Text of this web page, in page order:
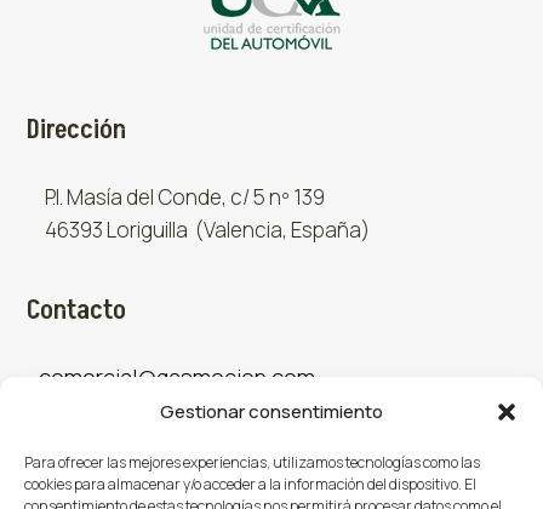
Gestionar consentimiento
Para ofrecer las mejores experiencias, utilizamos tecnologías como las
cookies para almacenar y/o acceder a la información del dispositivo. El
Dirección
P.I. Masía del Conde, c/ 5 nº 139
46393 Loriguilla (Valencia, España)
Contacto
comercial@gasmocion.com